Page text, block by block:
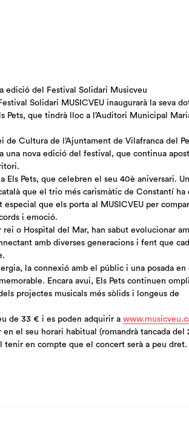
edició del Festival Solidari Musicveu
Solidari MUSICVEU inaugurarà la seva
Pets, que tindrà lloc a l’Auditori Municipal
de Cultura de l’Ajuntament de Vilafranca del
una nova edició del festival, que continua
Els Pets, que celebren el seu 40è aniversari.
que el trio més carismàtic de Constantí ha
que els porta al MUSICVEU per
i emoció.
o Hospital del Mar, han sabut evolucionar
amb diverses generacions i fent que
la connexió amb el públic i una posada en
Encara avui, Els Pets continuen
projectes musicals més sòlids i longeus de
de 33 € i es poden adquirir a
el seu horari habitual (romandrà tancada del
tenir en compte que el concert serà a peu dret.